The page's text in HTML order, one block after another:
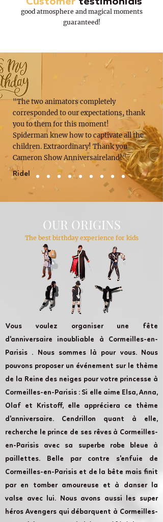
good atmosphere and magical moments
guaranteed!
"The two animators completely
corresponded to our expectations, thank
you to them for this moment!
Spiderman knew how to captivate all the
children. Extraordinary! Thank you
Cameron Show Anniversaireland!"
Ridel
OUR ORIGINS
The best birthday experience for kids
Vous voulez organiser une fête
d'anniversaire inoubliable à Cormeilles-en-
Parisis . Nous sommes là pour vous. Nous
pouvons proposer un événement sur le thème
de la Reine des neiges pour votre princesse à
Cormeilles-en-Parisis : Si elle aime Elsa, Anna,
Olaf et Kristoff, elle appréciera ce thème
d'anniversaire. Cendrillon quant à elle,
recherche le prince de ses rêves à Cormeilles-
en-Parisis avec sa superbe robe bleue à
paillettes. Belle par contre s'enfuie de
Cormeilles-en-Parisis et de la bête mais finit
par en tomber amoureuse et à danser la
valse avec lui. Nous avons aussi les super
héros Avengers qui débarquent à Cormeilles-